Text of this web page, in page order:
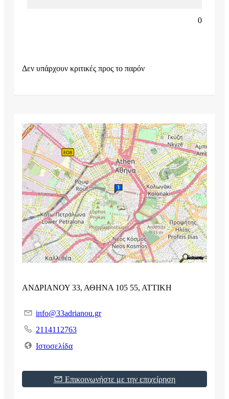
0
Δεν υπάρχουν κριτικές προς το παρόν
ΑΝΔΡΙΑΝΟΥ 33, ΑΘΗΝΑ 105 55, ΑΤΤΙΚΗ
info@33adrianou.gr
2114112763
Ιστοσελίδα
Επικοινωνήστε με την επιχείρηση